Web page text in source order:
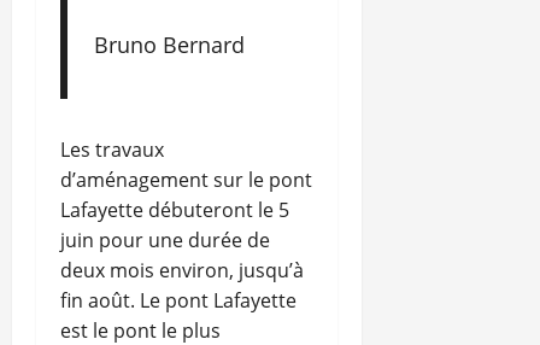
Bruno Bernard
Les travaux
d’aménagement sur le pont
Lafayette débuteront le 5
juin pour une durée de
deux mois environ, jusqu’à
fin août. Le pont Lafayette
est le pont le plus